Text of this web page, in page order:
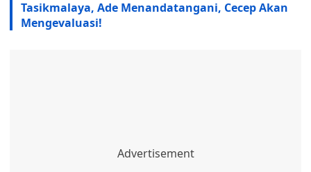
Tasikmalaya, Ade Menandatangani, Cecep Akan
Mengevaluasi!